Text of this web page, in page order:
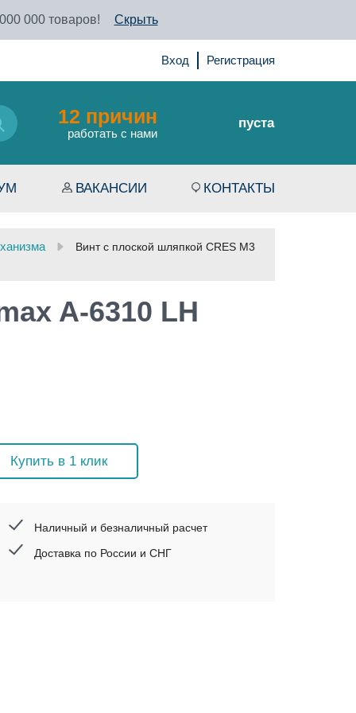
000 товаров! Скрыть
Вход Регистрация
12 причин
работать с нами
пуста
ВАКАНСИИ КОНТАКТЫ
Винт с плоской шляпкой CRES M3
A-6310 LH
Купить в 1 клик
Наличный и безналичный расчет
Доставка по России и СНГ